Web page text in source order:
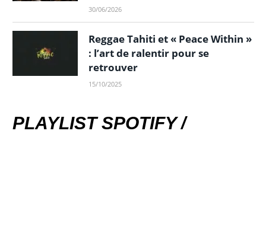
30/06/2026
Reggae Tahiti et « Peace Within »
: l’art de ralentir pour se
retrouver
15/10/2025
PLAYLIST SPOTIFY /